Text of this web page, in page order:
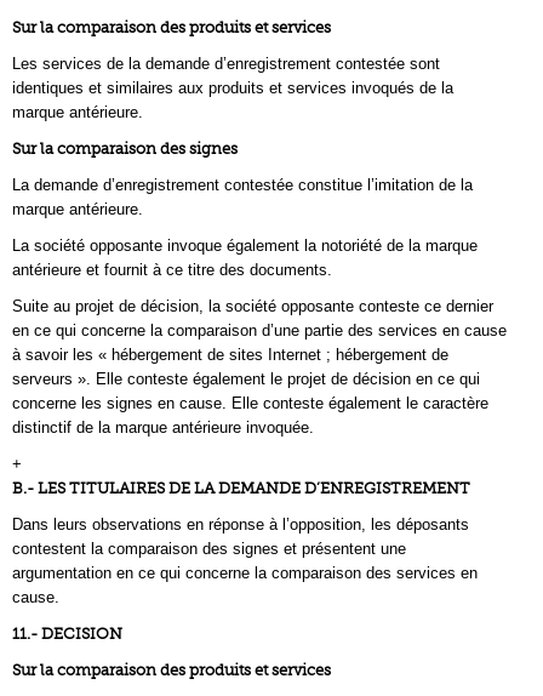
Sur la comparaison des produits et services
Les services de la demande d’enregistrement contestée sont
identiques et similaires aux produits et services invoqués de la
marque antérieure.
Sur la comparaison des signes
La demande d’enregistrement contestée constitue l’imitation de la
marque antérieure.
La société opposante invoque également la notoriété de la marque
antérieure et fournit à ce titre des documents.
Suite au projet de décision, la société opposante conteste ce dernier
en ce qui concerne la comparaison d’une partie des services en cause
à savoir les « hébergement de sites Internet ; hébergement de
serveurs ». Elle conteste également le projet de décision en ce qui
concerne les signes en cause. Elle conteste également le caractère
distinctif de la marque antérieure invoquée.
+
B.- LES TITULAIRES DE LA DEMANDE D’ENREGISTREMENT
Dans leurs observations en réponse à l’opposition, les déposants
contestent la comparaison des signes et présentent une
argumentation en ce qui concerne la comparaison des services en
cause.
11.- DECISION
Sur la comparaison des produits et services